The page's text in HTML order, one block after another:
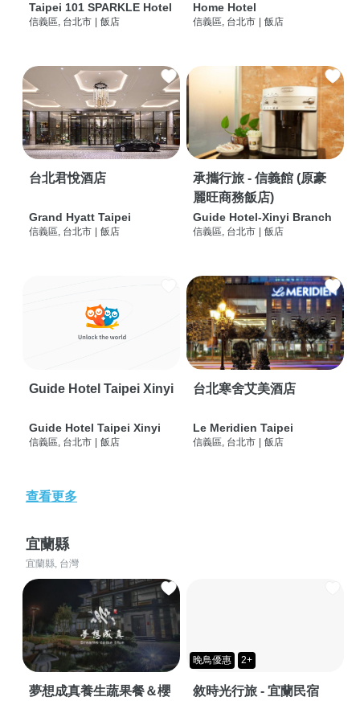
Taipei 101 SPARKLE Hotel
信義區, 台北市 飯店
Home Hotel
信義區, 台北市 飯店
台北君悅酒店
Grand Hyatt Taipei
信義區, 台北市 飯店
承攜行旅 - 信義館 (原豪
麗旺商務飯店)
Guide Hotel-Xinyi Branch
信義區, 台北市 飯店
Guide Hotel Taipei Xinyi
Guide Hotel Taipei Xinyi
信義區, 台北市 | 飯店
台北寒舍艾美酒店
Le Meridien Taipei
信義區, 台北市 | 飯店
查看更多
宜蘭縣
宜蘭縣, 台灣
夢想成真養生蔬果餐＆櫻
晚鳥優惠 2+
敘時光行旅 - 宜蘭民宿